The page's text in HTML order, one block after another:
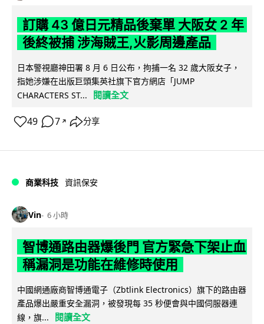
訂購 43 億日元精品後棄單 大阪女 2 年
後終被捕 涉海賊王,火影周邊產品
日本警視廳神田署 8 月 6 日公布，拘捕一名 32 歲大阪女子，
指她涉嫌在出版巨頭集英社旗下官方網店「JUMP
CHARACTERS ST...
閱讀全文
49 7 ↗ 分享
商業科技 資訊保安
Vin 6 小時
智博通路由器爆後門 官方緊急下架止血
稱漏洞是功能在維修時使用
中國網通廠商智博通電子（Zbtlink Electronics）旗下的路由器
產品爆出嚴重安全漏洞，被發現每 35 秒便會與中國伺服器連
線，旗...
閱讀全文